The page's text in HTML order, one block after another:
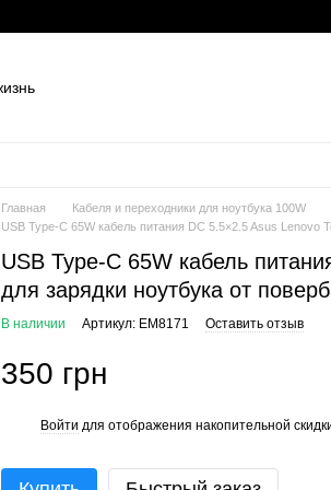
Главная Кабеля и переходники для ноутбука 100W
USB Type-C 65W кабель питания DC 5.5×2.5 Asus Lenovo
USB Type-C 65W кабель
для зарядки ноутбука от
В наличии Артикул: EM8171 Оставить отзыв
350 грн
Войти для отображения накопительной